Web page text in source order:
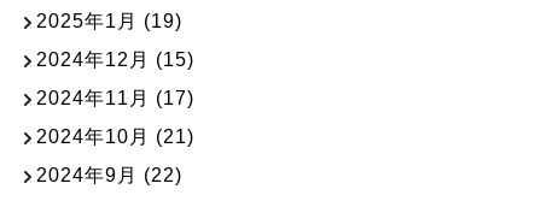
2025年1月 (19)
2024年12月 (15)
2024年11月 (17)
2024年10月 (21)
2024年9月 (22)